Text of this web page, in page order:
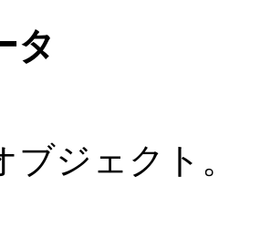
タ
ブジェクト。